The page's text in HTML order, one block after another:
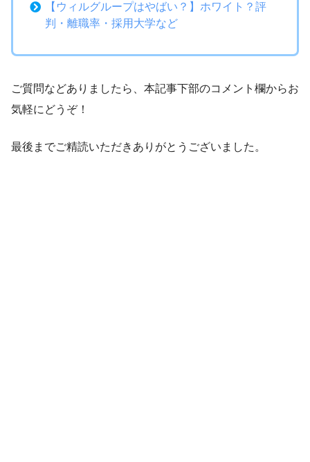
【ウィルグループはやばい？】ホワイト？評
判・離職率・採用大学など
ご質問などありましたら、本記事下部のコメント欄からお
気軽にどうぞ！
最後までご精読いただきありがとうございました。